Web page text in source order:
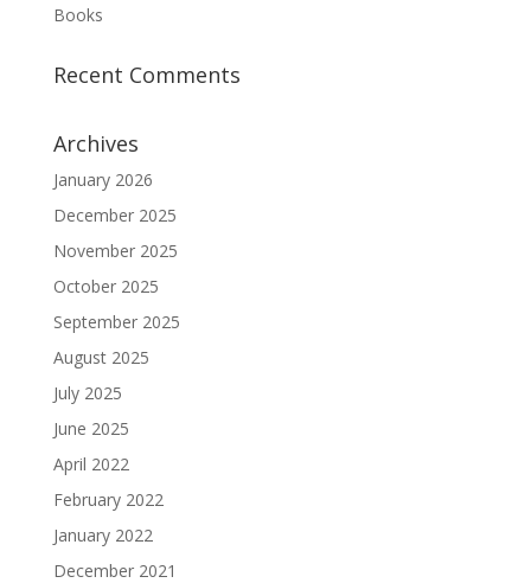
Books
Recent Comments
Archives
January 2026
December 2025
November 2025
October 2025
September 2025
August 2025
July 2025
June 2025
April 2022
February 2022
January 2022
December 2021